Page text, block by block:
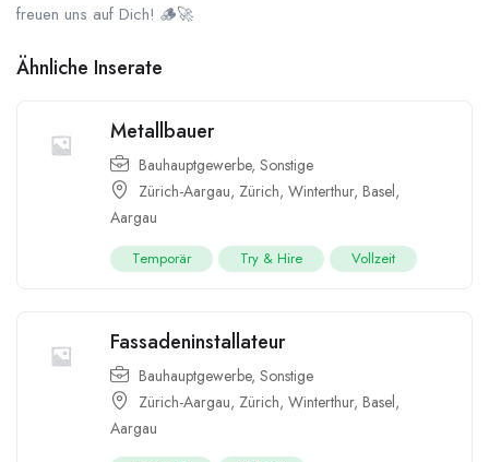
freuen uns auf Dich! 🪵🚀
Ähnliche Inserate
Metallbauer
Bauhauptgewerbe, Sonstige
Zürich-Aargau, Zürich, Winterthur, Basel,
Aargau
Temporär Try & Hire Vollzeit
Fassadeninstallateur
Bauhauptgewerbe, Sonstige
Zürich-Aargau, Zürich, Winterthur, Basel,
Aargau